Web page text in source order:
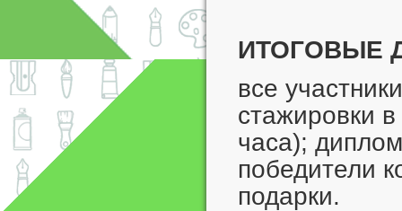
ИТОГОВЫЕ
все
стажировки
часа);
победители
подарки.